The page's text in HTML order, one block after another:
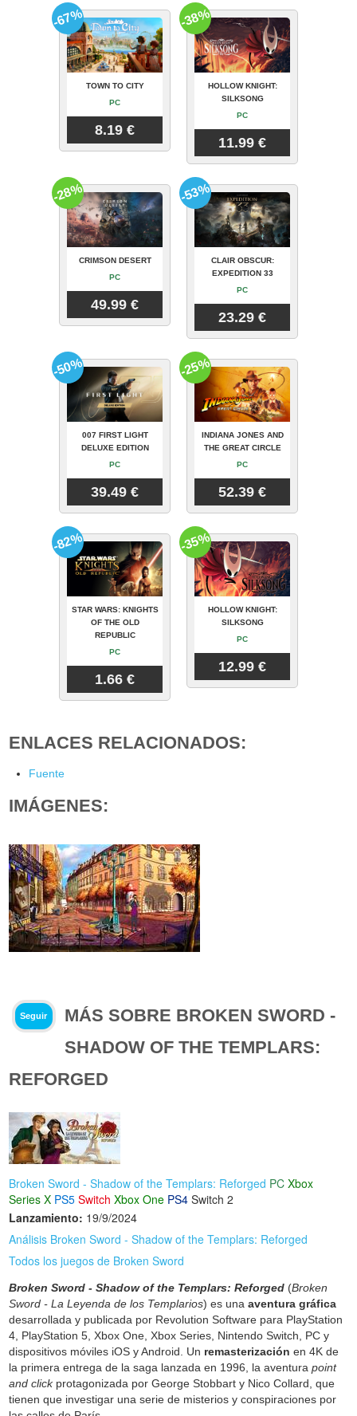
TOWN TO CITY
PC
8.19 €
-67%
HOLLOW KNIGHT:
SILKSONG
PC
11.99 €
-38%
CRIMSON DESERT
PC
49.99 €
-28%
CLAIR OBSCUR:
EXPEDITION 33
PC
23.29 €
-53%
007 FIRST LIGHT
DELUXE EDITION
PC
39.49 €
-50%
INDIANA JONES AND
THE GREAT CIRCLE
PC
52.39 €
-25%
STAR WARS: KNIGHTS
OF THE OLD
REPUBLIC
PC
1.66 €
-82%
HOLLOW KNIGHT:
SILKSONG
PC
12.99 €
-35%
ENLACES RELACIONADOS:
Fuente
IMÁGENES:
Seguir
MÁS SOBRE BROKEN SWORD -
SHADOW OF THE TEMPLARS:
REFORGED
Broken Sword - Shadow of the Templars: Reforged PC Xbox
Series X PS5 Switch Xbox One PS4 Switch 2
Lanzamiento: 19/9/2024
Análisis Broken Sword - Shadow of the Templars: Reforged
Todos los juegos de Broken Sword
Broken Sword - Shadow of the Templars: Reforged (Broken
Sword - La Leyenda de los Templarios) es unaaventura gráfica
desarrollada y publicada por Revolution Software para PlayStation
4, PlayStation 5, Xbox One, Xbox Series, Nintendo Switch, PC y
dispositivos móviles iOS y Android. Un remasterización en 4K de
la primera entrega de la saga lanzada en 1996, la aventurapoint
and clickprotagonizada por George Stobbart y Nico Collard, que
tienen que investigar una serie de misterios y conspiraciones por